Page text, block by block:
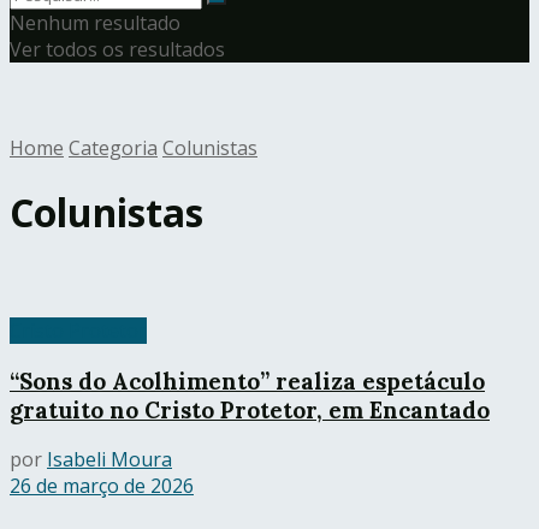
Nenhum resultado
Ver todos os resultados
Home Categoria Colunistas
Colunistas
“Sons do Acolhimento” realiza espetáculo
gratuito no Cristo Protetor, em Encantado
por Isabeli Moura
26 de março de 2026